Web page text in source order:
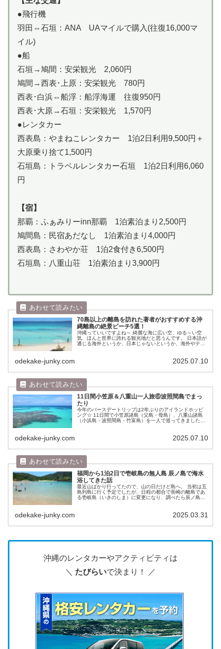
●飛行機
羽田⇔石垣：ANA UAマイルで購入(往復16,000マ
イル)
●船
石垣→鳩間：安栄観光 2,060円
鳩間→西表･上原：安栄観光 780円
西表･白浜⇔船浮：船浮海運 往復950円
西表･大原→石垣：安栄観光 1,570円
●レンタカー
西表島：やまねこレンタカー 1泊2日利用9,500円＋
大原乗り捨て1,500円
石垣島：トラベルレンタカー石垣 1泊2日利用6,060
円
【宿】
那覇：ふぁみりーinn那覇 1泊素泊まり2,500円
鳩間島：民宿あだなし 1泊素泊まり4,000円
西表島：さわやか荘 1泊2食付き6,500円
石垣島：八重山荘 1泊素泊まり3,900円
70島以上の離島を訪れた著者がおすすめする沖
縄離島の絶景ビーチ5選！
沖縄っていいですよね～ 綺麗な海に広い空、ゆる～い空
気、ほんと世界に誇れる観光地だと思うんです。 日本語が
通じる海外というか、日本じゃないというか、海外やテー
odekake-junky.com 2025.07.10
11日間小笠原＆八重山一人旅⑥波照間島でまっ
たり
今年のバースデートリップは2年ぶりのアイランドホッピ
ング☆ 11日間で小笠原諸島（父島・母島）、八重山諸島
（小浜島・波照間島・竹富島）を一人で巡ってきました。
odekake-junky.com 2025.07.10
福岡から1泊2日で壱岐島の無人島 辰ノ島で海水
浴してきた話
最近山ばかり行ってたので、山の日だけど島へ。 当初は五
島列島に行く予定でしたが、日程の都合で長崎の離島であ
る壱岐島（いきのしま）に変更になり、調べたら辰ノ島と
odekake-junky.com 2025.03.31
沖縄のレンタカーやアクティビティは
＼ たびらいで決まり！ ／